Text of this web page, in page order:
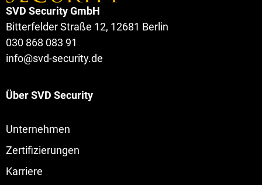
SVD Security GmbH
Bitterfelder Straße 12, 12681 Berlin
030 868 083 91
info@svd-security.de
Über SVD Security
Navigation
überspringen
Unternehmen
Zertifizierungen
Karriere